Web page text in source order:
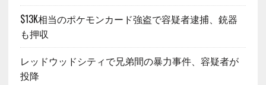
$13K相当のポケモンカード強盗で容疑者逮捕、銃器
も押収
レッドウッドシティで兄弟間の暴力事件、容疑者が
投降